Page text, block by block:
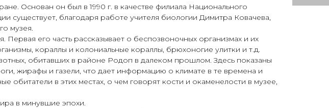
Основан он был в 1990 г. в качестве филиала Национального
существует, благодаря работе учителя биологии Димитра Ковачева,
музея.
его часть рассказывает о беспозвоночных организмах и их
кораллы и колониальные кораллы, брюхоногие улитки и т.д.
обитавших в районе Родоп в далеком прошлом. Здесь показаны
жирафы и газели, что дает информацию о климате в те времена и
обитатели в этих местах, о чем говорят кости и окаменелости в музее,
в минувшие эпохи.